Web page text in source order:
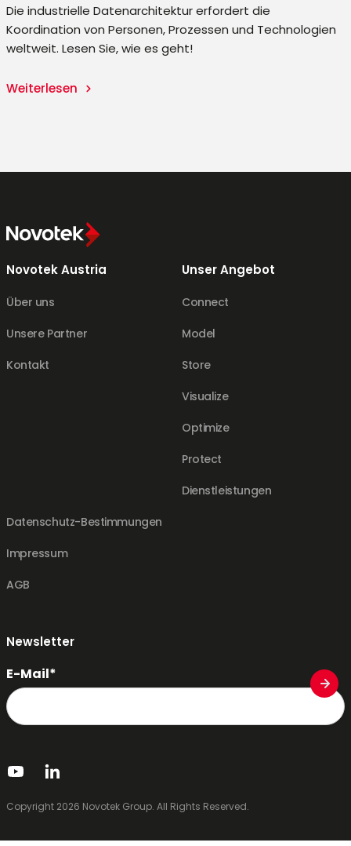
Die industrielle Datenarchitektur erfordert die
Koordination von Personen, Prozessen und Technologien
weltweit. Lesen Sie, wie es geht!
Weiterlesen
Novotek Austria
Über uns
Unsere Partner
Kontakt
Unser Angebot
Connect
Model
Store
Visualize
Optimize
Protect
Dienstleistungen
Datenschutz-Bestimmungen
Impressum
AGB
Newsletter
E-Mail*
Copyright 2026 Novotek Group. All Rights Reserved.